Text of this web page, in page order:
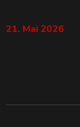
21. Mai 2026